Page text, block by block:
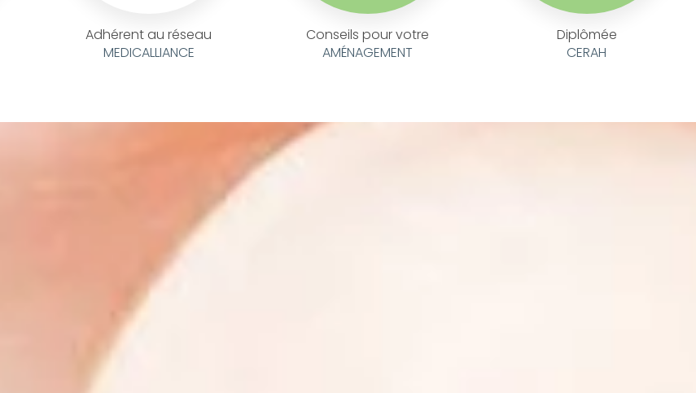
Adhérent au réseau
MEDICALLIANCE
Conseils pour votre
AMÉNAGEMENT
Diplômée
CERAH